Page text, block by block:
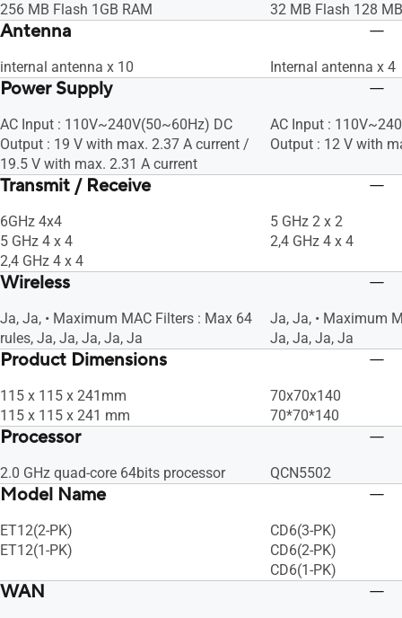
256 MB Flash 1GB RAM 32 MB Flash 128
Antenna
internal antenna x 10 Internal antenna x 4
Power Supply
AC Input : 110V~240V(50~60Hz) DC
Output : 19 V with max. 2.37 A current /
19.5 V with max. 2.31 A current
AC Input :
Output : 12 V with
Transmit / Receive
6GHz 4x4
5 GHz 4 x 4
2,4 GHz 4 x 4
5 GHz 2 x 2
2,4 GHz 4 x 4
Wireless
Ja, Ja, • Maximum MAC Filters : Max 64
rules, Ja, Ja, Ja, Ja, Ja
Ja, Ja, • Maximum
Ja, Ja, Ja, Ja
Product Dimensions
115 x 115 x 241mm
115 x 115 x 241 mm
70x70x140
70*70*140
Processor
2.0 GHz quad-core 64bits processor QCN5502
Model Name
ET12(2-PK)
ET12(1-PK)
CD6(3-PK)
CD6(2-PK)
CD6(1-PK)
WAN